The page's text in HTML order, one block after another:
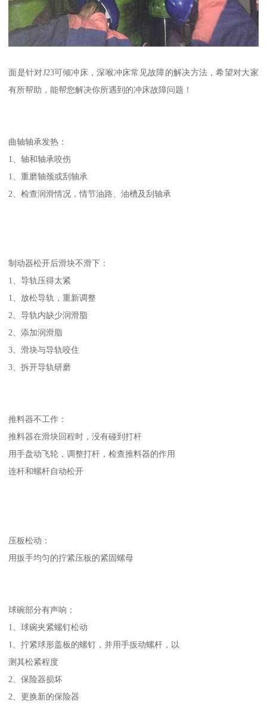
面是针对J23可倾冲床，深喉冲床常见故障的解决方法，希望对大家
有所帮助，能帮您解决你所遇到的冲床故障问题！
曲轴轴承发热：
1、轴和轴承咬伤
1、重磨轴颈或刮轴承
2、检查润滑情况，情节油路、油槽及刮轴承
制动器松开后滑块不滑下：
1、导轨压得太紧
1、放松导轨，重新调整
2、导轨内缺少润滑脂
2、添加润滑脂
3、滑块与导轨咬住
3、拆开导轨研磨
推料器不工作：
推料器在滑块回程时，没有碰到打杆
用手盘动飞轮，调整打杆，检查推料器的作用
连杆和螺杆自动松开
压板松动：
用扳手均匀的拧紧压板的紧固螺母
球碗部分有声响：
1、球碗夹紧螺钉松动
1、拧紧球形盖板的螺钉，并用手扳动螺杆，以
测其松紧程度
2、保险器损坏
2、更换新的保险器